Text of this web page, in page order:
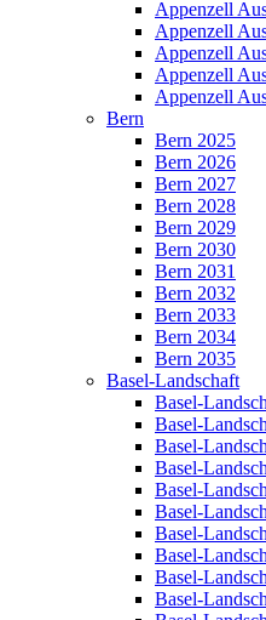
Appenzell
Appenzell
Appenzell
Appenzell
Appenzell
Bern
Bern 2025
Bern 2026
Bern 2027
Bern 2028
Bern 2029
Bern 2030
Bern 2031
Bern 2032
Bern 2033
Bern 2034
Bern 2035
Basel-Landschaft
Basel-
Basel-
Basel-
Basel-
Basel-
Basel-
Basel-
Basel-
Basel-
Basel-